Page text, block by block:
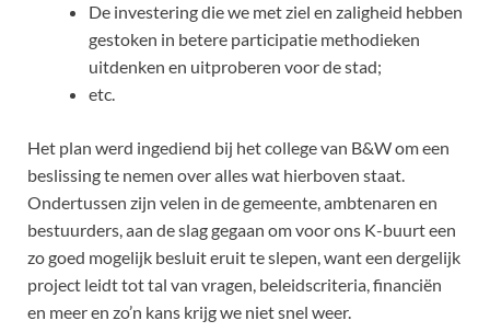
De investering die we met ziel en zaligheid hebben
gestoken in betere participatie methodieken
uitdenken en uitproberen voor de stad;
etc.
Het plan werd ingediend bij het college van B&W om een
beslissing te nemen over alles wat hierboven staat.
Ondertussen zijn velen in de gemeente, ambtenaren en
bestuurders, aan de slag gegaan om voor ons K-buurt een
zo goed mogelijk besluit eruit te slepen, want een dergelijk
project leidt tot tal van vragen, beleidscriteria, financiën
en meer en zo’n kans krijg we niet snel weer.